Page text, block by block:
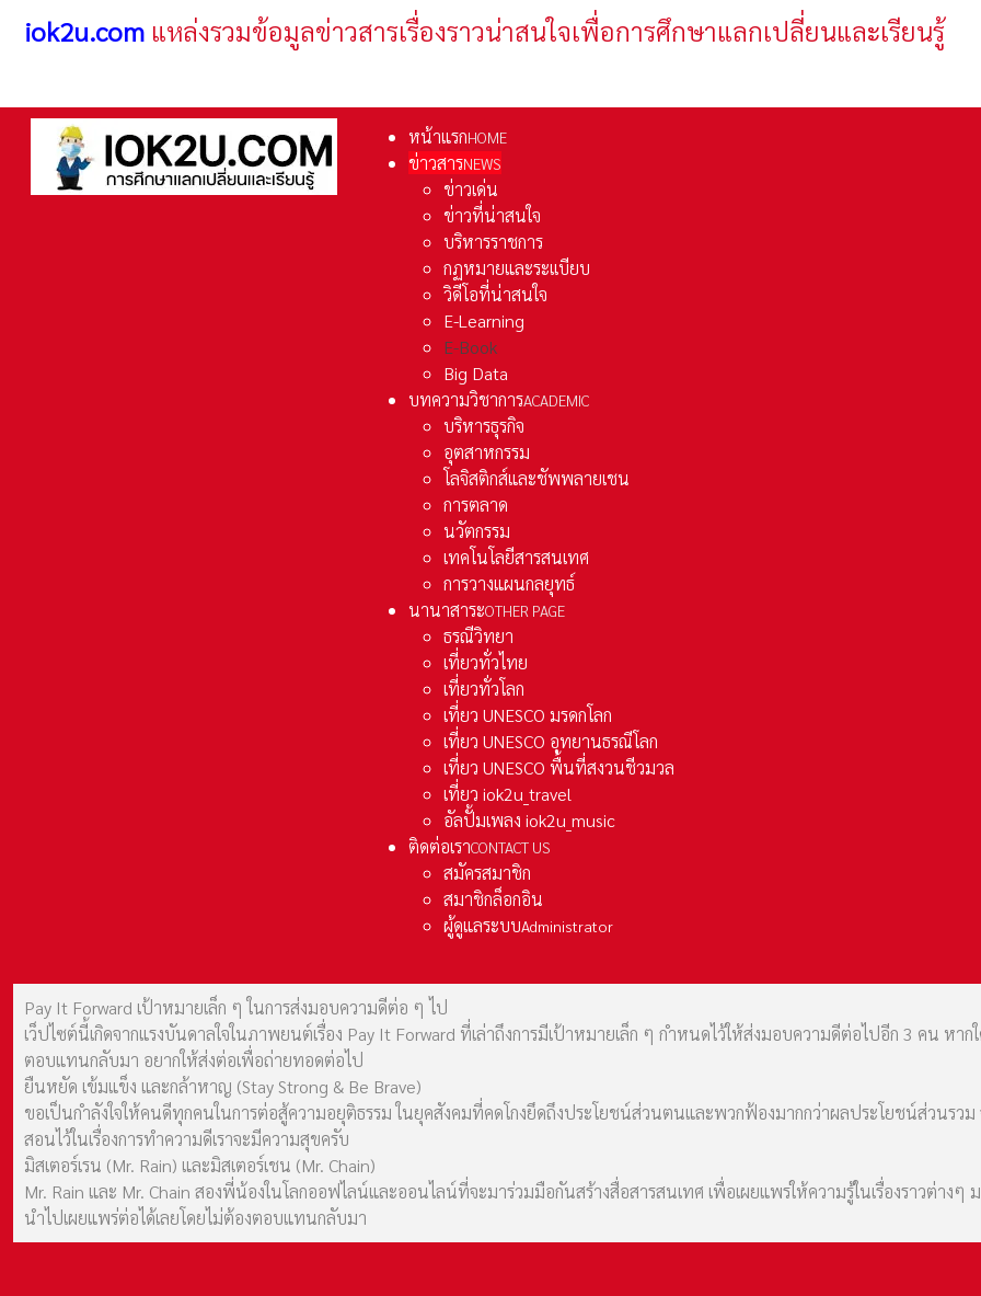
iok2u.com แหล่งรวมข้อมูลข่าวสารเรื่องราวน่าสนใจเพื่อการศึกษาแลกเปลี่ยนและเรียนรู้
หน้าแรกHOME
ข่าวสารNEWS
ข่าวเด่น
ข่าวที่น่าสนใจ
บริหารราชการ
กฏหมายและระเเบียบ
วิดีโอที่น่าสนใจ
E-Learning
E-Book
Big Data
บทความวิชาการACADEMIC
บริหารธุรกิจ
อุตสาหกรรม
โลจิสติกส์และชัพพลายเชน
การตลาด
นวัตกรรม
เทคโนโลยีสารสนเทศ
การวางแผนกลยุทธ์
นานาสาระOTHER PAGE
ธรณีวิทยา
เที่ยวทั่วไทย
เที่ยวทั่วโลก
เที่ยว UNESCO มรดกโลก
เที่ยว UNESCO อุทยานธรณีโลก
เที่ยว UNESCO พื้นที่สงวนชีวมวล
เที่ยว iok2u_travel
อัลปั้มเพลง iok2u_music
ติดต่อเราCONTACT US
สมัครสมาชิก
สมาชิกล็อกอิน
ผู้ดูแลระบบAdministrator
Pay It Forward เป้าหมายเล็ก ๆ ในการส่งมอบความดีต่อ ๆ ไป
เว็ปไซต์นี้เกิดจากแรงบันดาลใจในภาพยนต์เรื่อง Pay It Forward ที่เล่าถึงการมีเป้าหมายเล็ก ๆ กำหนดไว้ให้ส่งมอบความดีต่อไปอีก 3 คน หา
ตอบแทนกลับมา อยากให้ส่งต่อเพื่อถ่ายทอดต่อไป
ยืนหยัด เข้มแข็ง และกล้าหาญ (Stay Strong & Be Brave)
ขอเป็นกำลังใจให้คนดีทุกคนในการต่อสู้ความอยุติธรรม ในยุคสังคมที่คดโกงยึดถึงประโยชน์ส่วนตนและพวกฟ้องมากกว่าผลประโยชน์ส่วนร
สอนไว้ในเรื่องการทำความดีเราจะมีความสุขครับ
มิสเตอร์เรน (Mr. Rain) และมิสเตอร์เชน (Mr. Chain)
Mr. Rain และ Mr. Chain สองพี่น้องในโลกออฟไลน์และออนไลน์ที่จะมาร่วมมือกันสร้างสื่อสารสนเทศ เพื่อเผยแพร่ให้ความรู้ในเรื่องราวต่างๆ
นำไปเผยแพร่ต่อได้เลยโดยไม่ต้องตอบแทนกลับมา